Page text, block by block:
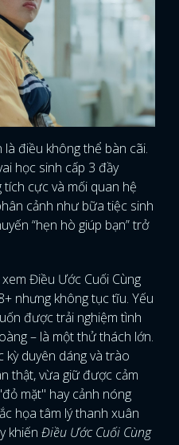
là điều không thể bàn cãi.
học sinh cấp 3 đầy
cực và mối quan hệ
cảnh như bữa tiệc sinh
“hẹn hò giúp bạn” trở
Điều Ước Cuối Cùng
nhưng không tục tĩu. Yếu
được trải nghiệm tình
– là một thử thách lớn.
kỳ duyên dáng và trào
thật, vừa giữ được cảm
mặt" hay cảnh nóng
họa tâm lý thanh xuân
khiến Điều Ước Cuối Cùng